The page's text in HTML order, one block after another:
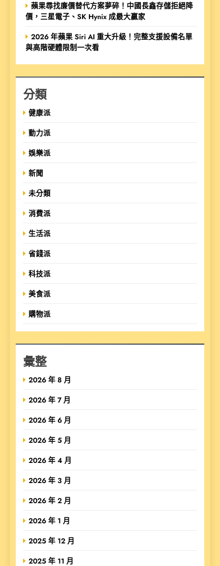
蘋果尋找廉價替代方案夢碎！中國長鑫存儲拒絕降
價，三星電子、SK Hynix 成最大贏家
2026 年蘋果 Siri AI 重大升級！完整支援設備名單
與高階硬體限制一次看
分類
健康派
動力派
娛樂派
新聞
未分類
消費派
生活派
省錢派
科技派
美食派
購物派
彙整
2026 年 8 月
2026 年 7 月
2026 年 6 月
2026 年 5 月
2026 年 4 月
2026 年 3 月
2026 年 2 月
2026 年 1 月
2025 年 12 月
2025 年 11 月